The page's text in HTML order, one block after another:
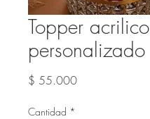
Topper acrilico
personalizado
$ 55.000Precio
Cantidad *